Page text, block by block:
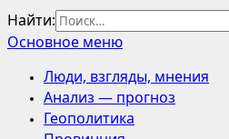
Найти:
Основное меню
Люди, взгляды, мнения
Анализ — прогноз
Геополитика